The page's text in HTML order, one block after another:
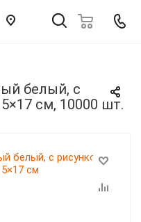
белый, с
см, 10000 шт.